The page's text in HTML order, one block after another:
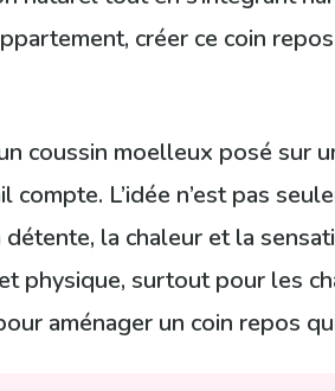
créer ce coin
coussin moelleux posé sur
compte. L’idée n’est pas
la chaleur et la
physique, surtout pour les
aménager un coin repos